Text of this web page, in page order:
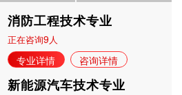
消防工程技术专业
正在咨询9人
专业详情 咨询详情
新能源汽车技术专业